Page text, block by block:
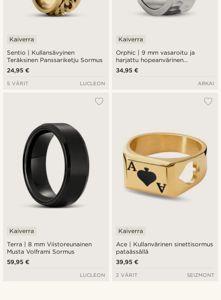
Sentio | Kullansävyinen
Teräksinen Panssariketju Sormus
Kaiverra
24,95 €
5 VÄRIT LUCLEON
Orphic | 9 mm vasaroitu ja
harjattu hopeanvärinen
terässormus
Kaiverra
34,95 €
ARKAI
Terra | 8 mm Viistoreunainen
Musta Volframi Sormus
Kaiverra
59,95 €
LUCLEON
Ace | Kullanvärinen sinettisormus
pataässällä
Kaiverra
39,95 €
2 VÄRIT SEIZMONT